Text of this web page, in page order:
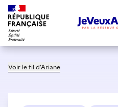
Voir le fil d’Ariane